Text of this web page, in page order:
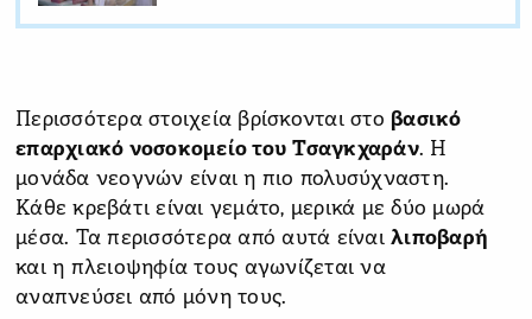
Περισσότερα στοιχεία βρίσκονται στο βασικό
επαρχιακό νοσοκομείο του Τσαγκχαράν. Η
μονάδα νεογνών είναι η πιο πολυσύχναστη.
Κάθε κρεβάτι είναι γεμάτο, μερικά με δύο μωρά
μέσα. Τα περισσότερα από αυτά είναι λιποβαρή
και η πλειοψηφία τους αγωνίζεται να
αναπνεύσει από μόνη τους.